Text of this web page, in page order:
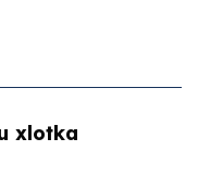
xlotka